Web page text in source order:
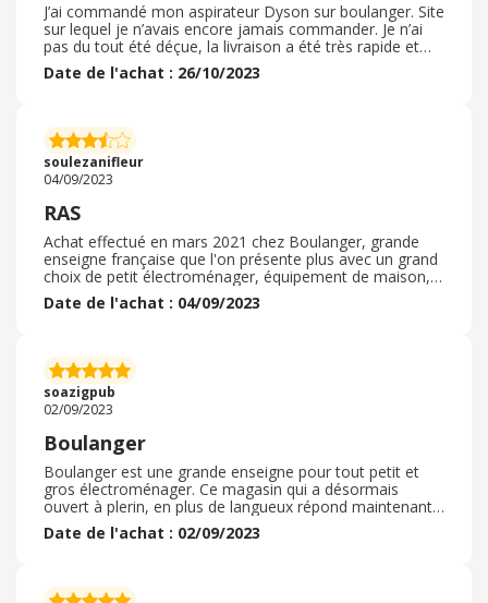
J’ai commandé mon aspirateur Dyson sur boulanger. Site
sur lequel je n’avais encore jamais commander. Je n’ai
pas du tout été déçue, la livraison a été très rapide et
sécurisée. Le carton pas abîmé. Site de confiance. La
cash back était en plus de ça pas négligeable ! ! Je suis
vous fait de l’œil. Je n’ai rien à redire. L’aspirateur
fonctionne super bien, après plusieurs années
d’utilisation.
Date de l'achat : 26/10/2023
soulezanifleur
04/09/2023
RAS
Achat effectué en mars 2021 chez Boulanger, grande
enseigne française que l'on présente plus avec un grand
choix de petit électroménager, équipement de maison,
informatique et électronique... Un très bon deal sur le
prix avec en plus le petit cashback Ebuyclub. J'aurais
gourmand lol Livraison assez rapide et sans embuche, le
colis était bien emballé Je ne serais parler du SAV je n'ai
pas eu l'occasion d'en avoir besoin ( je touche du bois)
Date de l'achat : 04/09/2023
soazigpub
02/09/2023
Boulanger
Boulanger est une grande enseigne pour tout petit et
gros électroménager. Ce magasin qui a désormais
ouvert à plerin, en plus de langueux répond maintenant
à mes attentes. En effet, la proximité, vraiment que 3 km
de mon domicile au lieu des 10, permet Des visites plus
marque de confiance et de valeur sûre. Je n'ai jamais eu
Date de l'achat : 02/09/2023